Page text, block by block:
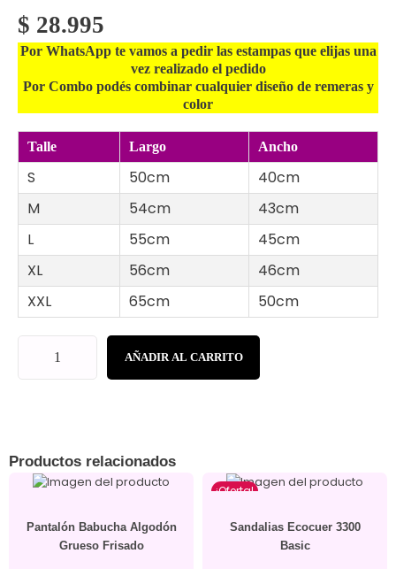
$ 28.995
Por WhatsApp te vamos a pedir las estampas que elijas una
vez realizado el pedido
Por Combo podés combinarcualquier diseño de remeras y
color
Talle Largo Ancho
S 50cm
40cm
M
54cm
43cm
L
55cm
45cm
XL
56cm
46cm
XXL
65cm 50cm
AÑADIR AL CARRITO
Productos relacionados
Pantalón Babucha Algodón
Grueso Frisado
¡Oferta!
Sandalias Ecocuer 3300
Basic